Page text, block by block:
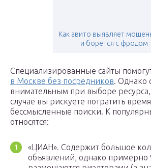
Как авито выявляет
и борется с фродом
Специализированные сайты
в Москве без посредников. Однако
внимательным при выборе
случае вы рискуете потратить
бессмысленные поиски. К
относятся:
«ЦИАН». Содержит большое
объявлений, однако примерно